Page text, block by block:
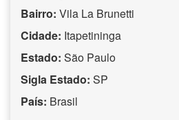
Bairro: Vila La Brunetti
Cidade: Itapetininga
Estado: São Paulo
Sigla Estado: SP
País: Brasil